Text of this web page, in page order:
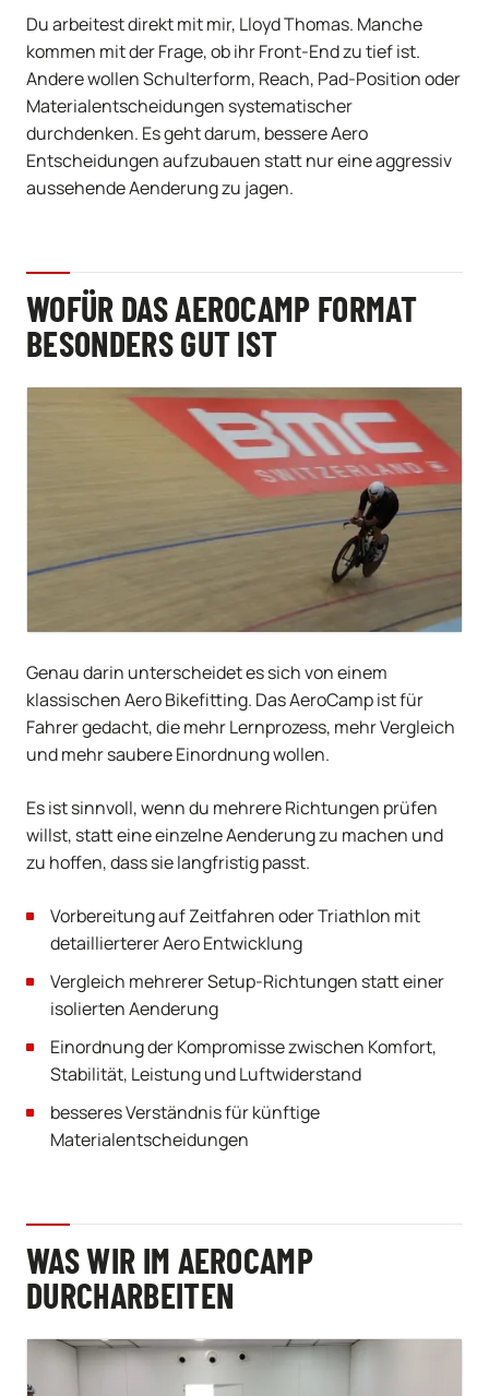
Du arbeitest direkt mit mir, Lloyd Thomas. Manche
kommen mit der Frage, ob ihr Front-End zu tief ist.
Andere wollen Schulterform, Reach, Pad-Position oder
Materialentscheidungen systematischer
durchdenken. Es geht darum, bessere Aero
Entscheidungen aufzubauen statt nur eine aggressiv
aussehende Aenderung zu jagen.
WOFÜR DAS AEROCAMP FORMAT
BESONDERS GUT IST
Genau darin unterscheidet es sich von einem
klassischen Aero Bikefitting. Das AeroCamp ist für
Fahrer gedacht, die mehr Lernprozess, mehr Vergleich
und mehr saubere Einordnung wollen.
Es ist sinnvoll, wenn du mehrere Richtungen prüfen
willst, statt eine einzelne Aenderung zu machen und
zu hoffen, dass sie langfristig passt.
Vorbereitung auf Zeitfahren oder Triathlon mit
detaillierterer Aero Entwicklung
Vergleich mehrerer Setup-Richtungen statt einer
isolierten Aenderung
Einordnung der Kompromisse zwischen Komfort,
Stabilität, Leistung und Luftwiderstand
besseres Verständnis für künftige
Materialentscheidungen
WAS WIR IM AEROCAMP
DURCHARBEITEN